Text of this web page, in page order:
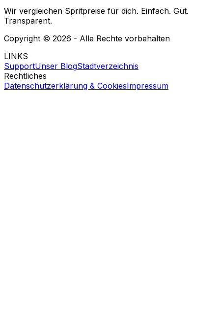
Wir vergleichen Spritpreise für dich. Einfach. Gut.
Transparent.
Copyright © 2026 - Alle Rechte vorbehalten
LINKS
SupportUnser BlogStadtverzeichnis
Rechtliches
Datenschutzerklärung & CookiesImpressum